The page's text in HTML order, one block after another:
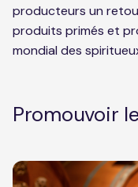
producteurs un
produits primés et
mondial des
Promouvoir